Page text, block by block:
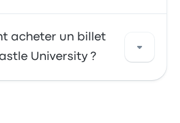
rendre à Newcastle
ou Megabus UK. Ces
776 trajets
bus partant à 00:05. Le
acheter un billet
University ?